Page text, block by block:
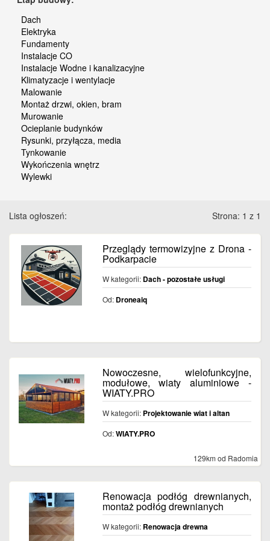
Dach
Elektryka
Fundamenty
Instalacje CO
Instalacje Wodne i kanalizacyjne
Klimatyzacje i wentylacje
Malowanie
Montaż drzwi, okien, bram
Murowanie
Ocieplanie budynków
Rysunki, przyłącza, media
Tynkowanie
Wykończenia wnętrz
Wylewki
Lista ogłoszeń: Strona: 1 z 1
Przeglądy termowizyjne z Drona -
Podkarpacie
W kategorii: Dach - pozostałe usługi
Od: Droneaiq
Nowoczesne, wielofunkcyjne,
modułowe, wiaty aluminiowe -
WIATY.PRO
W kategorii: Projektowanie wiat i altan
Od:WIATY.PRO
129km od Radomia
Renowacja podłóg drewnianych,
montaż podłóg drewnianych
W kategorii: Renowacja drewna